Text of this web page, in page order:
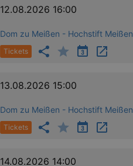
12.08.2026 16:00
Dom zu Meißen - Hochstift Meißen
Tickets
13.08.2026 15:00
Dom zu Meißen - Hochstift Meißen
Tickets
14.08.2026 14:00